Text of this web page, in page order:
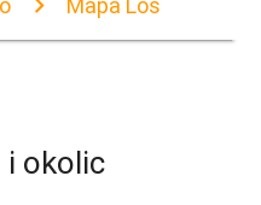
Mapa Los
i okolic